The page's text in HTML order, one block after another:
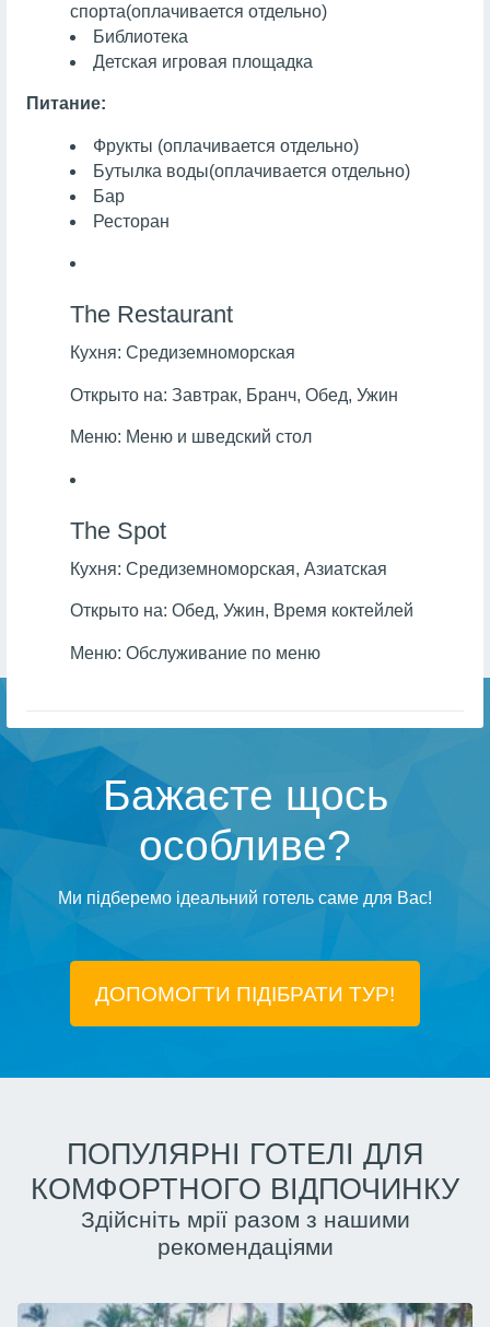
спорта(оплачивается отдельно)
Библиотека
Детская игровая площадка
Питание:
Фрукты (оплачивается отдельно)
Бутылка воды(оплачивается отдельно)
Бар
Ресторан
The Restaurant
Кухня: Средиземноморская
Открыто на: Завтрак, Бранч, Обед, Ужин
Меню: Меню и шведский стол
The Spot
Кухня: Средиземноморская, Азиатская
Открыто на: Обед, Ужин, Время коктейлей
Меню: Обслуживание по меню
Бажаєте щось
особливе?
Ми підберемо ідеальний готель саме для Вас!
ДОПОМОГТИ ПІДIБРАТИ ТУР!
ПОПУЛЯРНІ ГОТЕЛІ ДЛЯ
КОМФОРТНОГО ВІДПОЧИНКУ
Здійсніть мрії разом з нашими
рекомендаціями